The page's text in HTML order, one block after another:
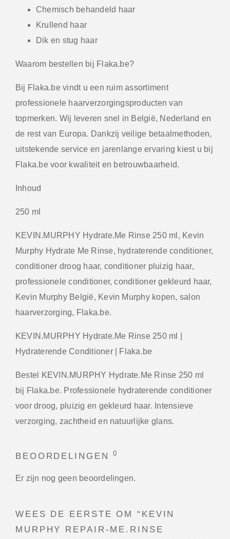
Chemisch behandeld haar
Krullend haar
Dik en stug haar
Waarom bestellen bij Flaka.be?
Bij Flaka.be vindt u een ruim assortiment
professionele haarverzorgingsproducten van
topmerken. Wij leveren snel in België, Nederland en
de rest van Europa. Dankzij veilige betaalmethoden,
uitstekende service en jarenlange ervaring kiest u bij
Flaka.be voor kwaliteit en betrouwbaarheid.
Inhoud
250 ml
KEVIN.MURPHY Hydrate.Me Rinse 250 ml, Kevin
Murphy Hydrate Me Rinse, hydraterende conditioner,
conditioner droog haar, conditioner pluizig haar,
professionele conditioner, conditioner gekleurd haar,
Kevin Murphy België, Kevin Murphy kopen, salon
haarverzorging, Flaka.be.
KEVIN.MURPHY Hydrate.Me Rinse 250 ml |
Hydraterende Conditioner | Flaka.be
Bestel KEVIN.MURPHY Hydrate.Me Rinse 250 ml
bij Flaka.be. Professionele hydraterende conditioner
voor droog, pluizig en gekleurd haar. Intensieve
verzorging, zachtheid en natuurlijke glans.
BEOORDELINGEN0
Er zijn nog geen beoordelingen.
WEES DE EERSTE OM “KEVIN
MURPHY REPAIR-ME.RINSE